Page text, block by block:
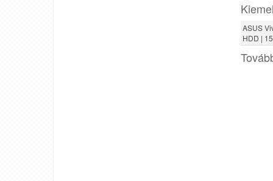
ASUS
HDD |